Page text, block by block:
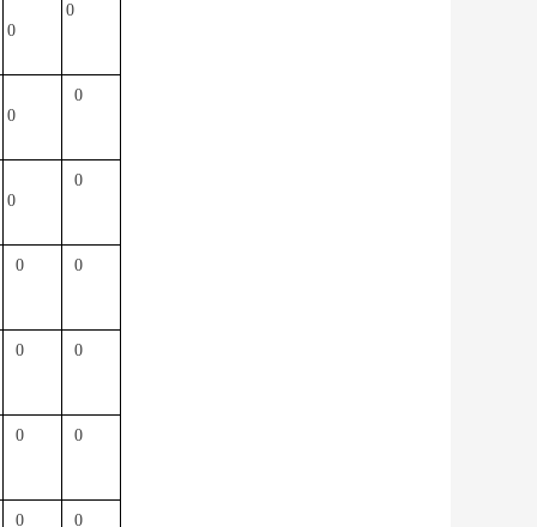
0
0
0
0
0
0
0 0
0 0
0 0
0 0